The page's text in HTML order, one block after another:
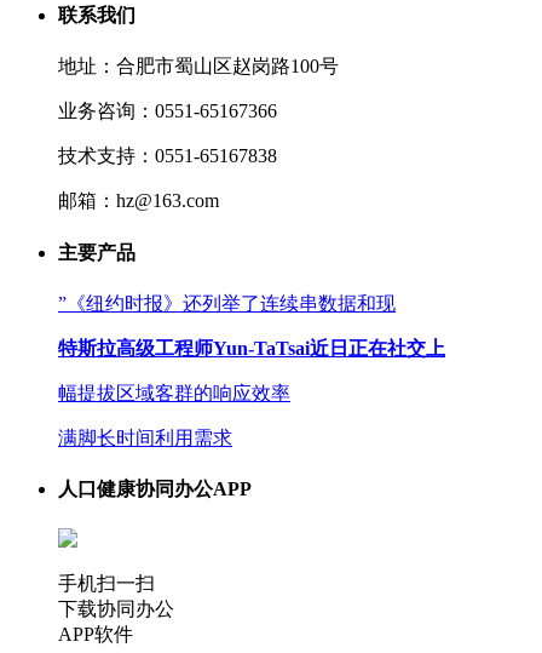
联系我们
地址：合肥市蜀山区赵岗路100号
业务咨询：0551-65167366
技术支持：0551-65167838
邮箱：hz@163.com
主要产品
”《纽约时报》还列举了连续串数据和现
特斯拉高级工程师Yun-TaTsai近日正在社交上
幅提拔区域客群的响应效率
满脚长时间利用需求
人口健康协同办公APP
手机扫一扫
下载协同办公
APP软件